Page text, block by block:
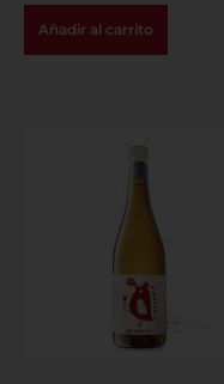
Añadir al carrito